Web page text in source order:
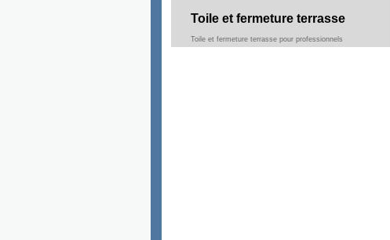
Toile et fermeture terrasse
Toile et fermeture terrasse pour professionnels